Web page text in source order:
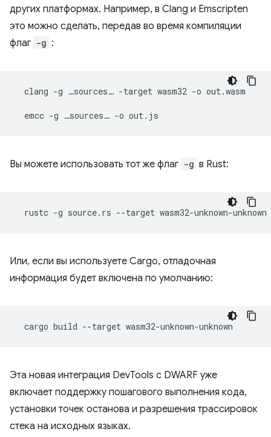
других платформах. Например, в Clang и Emscripten
это можно сделать, передав во время компиляции
флаг -g :
clang -g …sources… -target wasm32 -o out.wasm
emcc -g …sources… -o
Вы можете использовать тот же флаг -g в Rust:
rustc -g source.rs --target wasm32-unknown-unknown
Или, если вы используете Cargo, отладочная
информация будет включена по умолчанию:
cargo build --target
Эта новая интеграция DevTools с DWARF уже
включает поддержку пошагового выполнения кода,
установки точек останова и разрешения трассировок
стека на исходных языках.